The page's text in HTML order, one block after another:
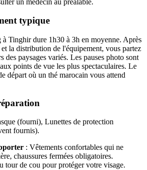
typique
à Tinghir dure 1h30 à 3h en moyenne. Après
la distribution de l'équipement, vous partez
des paysages variés. Les pauses photo sont
points de vue les plus spectaculaires. Le
départ où un thé marocain vous attend
(fourni), Lunettes de protection
fournis).
: Vêtements confortables qui ne
chaussures fermées obligatoires.
tour de cou pour protéger votre visage.